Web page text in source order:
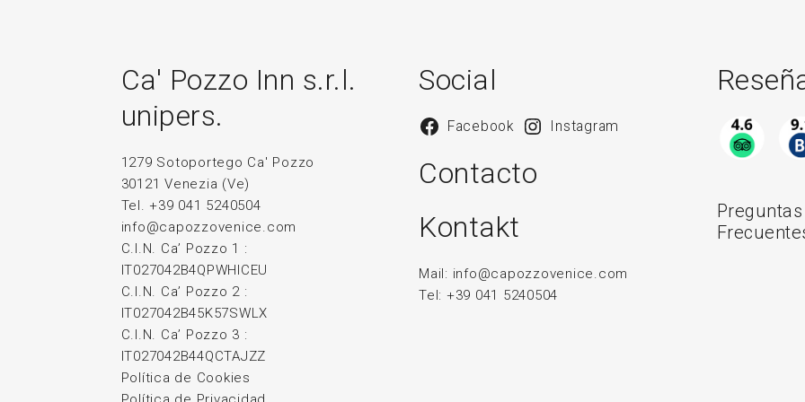
Ca' Pozzo Inn s.r.l.
unipers.
1279 Sotoportego Ca' Pozzo
30121 Venezia (Ve)
Tel. +39 041 5240504
info@capozzovenice.com
C.I.N. Ca’ Pozzo 1 :
IT027042B4QPWHICEU
C.I.N. Ca’ Pozzo 2 :
IT027042B45K57SWLX
C.I.N. Ca’ Pozzo 3 :
IT027042B44QCTAJZZ
Política de Cookies
Social
Facebook Instagram
Contacto
Kontakt
Mail: info@capozzovenice.com
Tel: +39 041 5240504
Preguntas